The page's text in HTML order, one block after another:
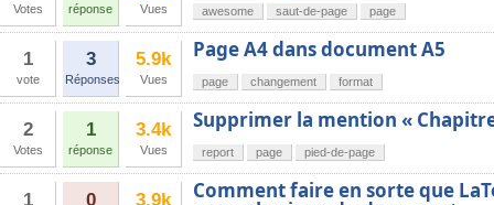
Votes réponse Vues awesome saut-de-page page
1
vote
3
Réponses
5.9k
Vues
Page A4 dans document A5
page changement format
2
Votes
1
réponse
3.4k
Vues
Supprimer la mention «
report page pied-de-page
1 0 3.9k Comment faire en sorte que